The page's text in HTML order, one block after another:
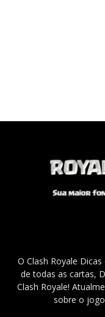
O Clash Royale
de todas as cartas,
Clash Royale!
sobre o